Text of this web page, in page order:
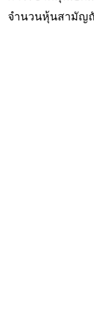
จำนวนหุ้นสามัญ